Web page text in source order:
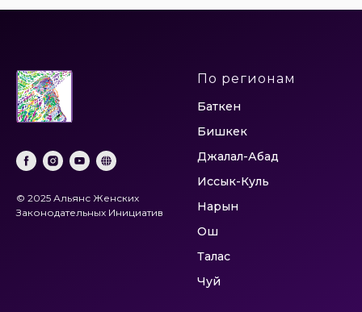
© 2025 Альянс Женских
Законодательных Инициатив
По регионам
Баткен
Бишкек
Джалал-Абад
Иссык-Куль
Нарын
Ош
Талас
Чуй